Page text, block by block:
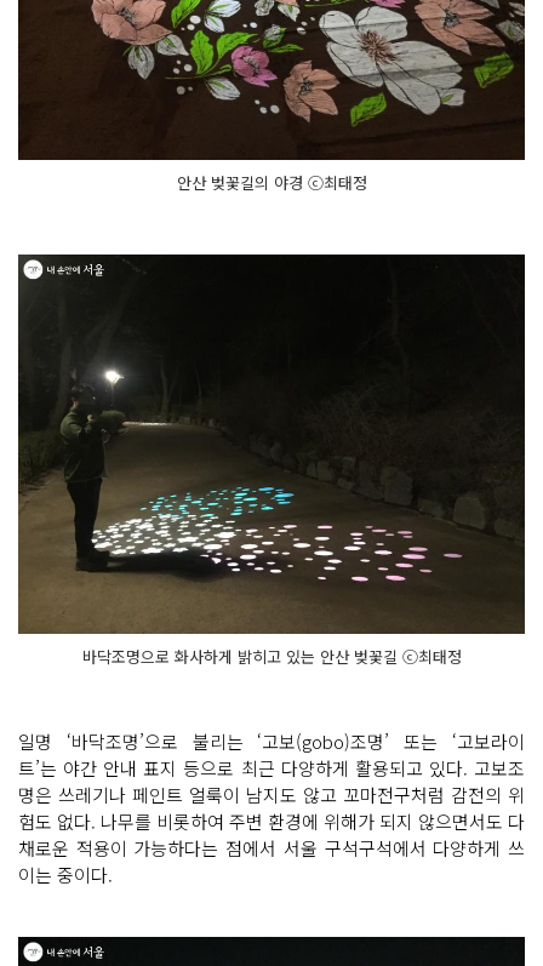
안산 벚꽃길의 야경 ⓒ최태정
바닥조명으로 화사하게 밝히고 있는 안산 벚꽃길 ⓒ최태정
일명 ‘바닥조명’으로 불리는 ‘고보(gobo)조명’ 또는 ‘고보라이
트’는 야간 안내 표지 등으로 최근 다양하게 활용되고 있다. 고보조
명은 쓰레기나 페인트 얼룩이 남지도 않고 꼬마전구처럼 감전의 위
험도 없다. 나무를 비롯하여 주변 환경에 위해가 되지 않으면서도 다
채로운 적용이 가능하다는 점에서 서울 구석구석에서 다양하게 쓰
이는 중이다.